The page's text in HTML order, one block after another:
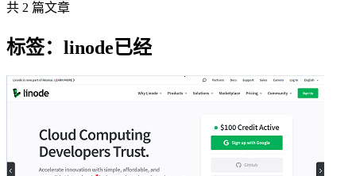
共 2 篇文章
标签：linode已经